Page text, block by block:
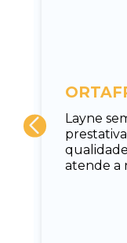
Layne
atende a